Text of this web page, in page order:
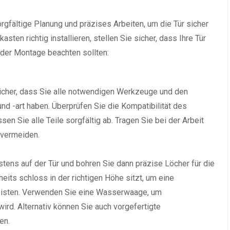
Planung und präzises Arbeiten, um die Tür sicher
richtig installieren, stellen Sie sicher, dass Ihre Tür
Montage beachten sollten:
dass Sie alle notwendigen Werkzeuge und den
-art haben. Überprüfen Sie die Kompatibilität des
Sie alle Teile sorgfältig ab. Tragen Sie bei der Arbeit
auf der Tür und bohren Sie dann präzise Löcher für die
schloss in der richtigen Höhe sitzt, um eine
Verwenden Sie eine Wasserwaage, um
Alternativ können Sie auch vorgefertigte